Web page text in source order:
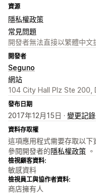
資源
隱私權政策
常見問題
開發者無法直接以繁體中文
開發者
Seguno
網站
104 City Hall Plz Ste 200,
發布日期
2017年12月15日 · 變更記錄
資料存取權
這項應用程式需要存取以
參閱開發者的隱私權政策 。
檢視顧客資料:
敏感資料
檢視員工與協作者資料:
商店擁有人